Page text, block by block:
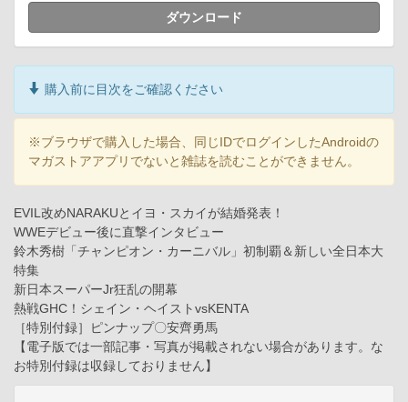
ダウンロード
購入前に目次をご確認ください
※ブラウザで購入した場合、同じIDでログインしたAndroidの
マガストアアプリでないと雑誌を読むことができません。
EVIL改めNARAKUとイヨ・スカイが結婚発表！
WWEデビュー後に直撃インタビュー
鈴木秀樹「チャンピオン・カーニバル」初制覇＆新しい全日本大
特集
新日本スーパーJr狂乱の開幕
熱戦GHC！シェイン・ヘイストvsKENTA
［特別付録］ピンナップ〇安齊勇馬
【電子版では一部記事・写真が掲載されない場合があります。な
お特別付録は収録しておりません】